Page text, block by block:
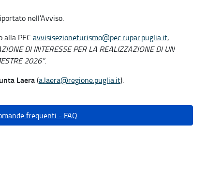
nell’Avviso.
alla PEC avvisisezioneturismo@pec.rupar.puglia.it,
DI INTERESSE PER LA REALIZZAZIONE DI UN
2026”.
Laera(a.laera@regione.puglia.it).
frequenti - FAQ